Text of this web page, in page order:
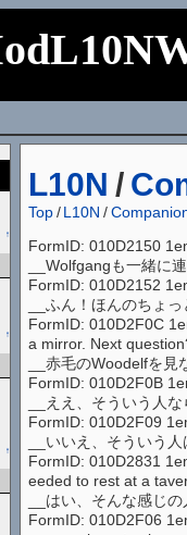
L10N /
Top / L10N /
FormID: 010D2150
__Wolfgangも一緒に
FormID: 010D2152
__ふん！ほんのちょ
FormID: 010D2F0C
a mirror. Next
__赤毛のWoodelfを
FormID: 010D2F0B
__ええ、そういう人
FormID: 010D2F09
__いいえ、そういう
FormID: 010D2831
eeded to rest at a
__はい、そんな感じ
FormID: 010D2F06
↑
↑
↑